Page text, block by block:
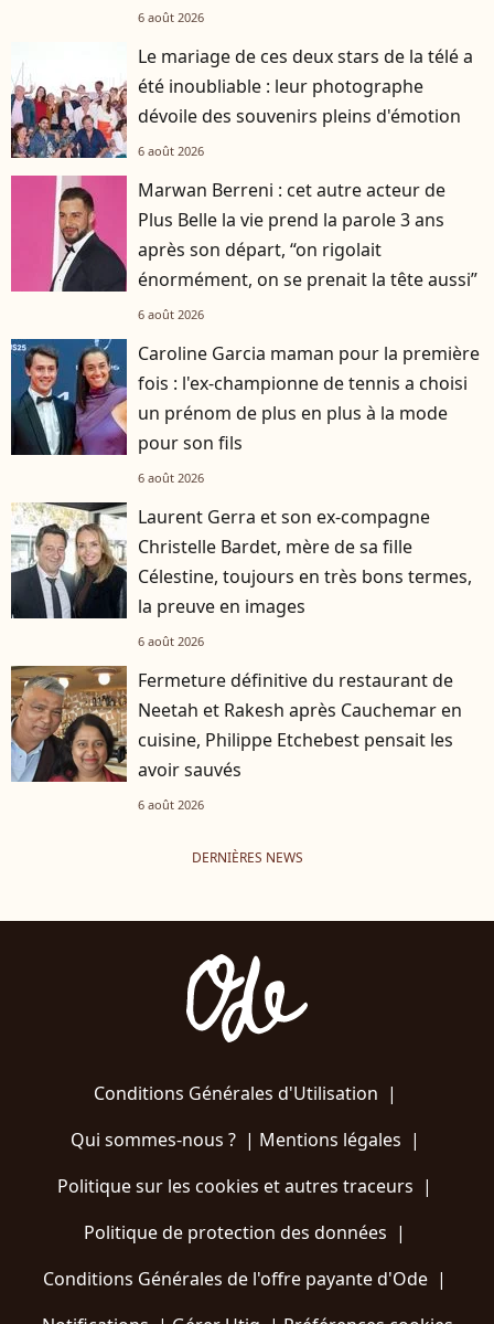
6 août 2026
Le mariage de ces deux stars de la télé a
été inoubliable : leur photographe
dévoile des souvenirs pleins d'émotion
6 août 2026
Marwan Berreni : cet autre acteur de
Plus Belle la vie prend la parole 3 ans
après son départ, “on rigolait
énormément, on se prenait la tête aussi”
6 août 2026
Caroline Garcia maman pour la première
fois : l'ex-championne de tennis a choisi
un prénom de plus en plus à la mode
pour son fils
6 août 2026
Laurent Gerra et son ex-compagne
Christelle Bardet, mère de sa fille
Célestine, toujours en très bons termes,
la preuve en images
6 août 2026
Fermeture définitive du restaurant de
Neetah et Rakesh après Cauchemar en
cuisine, Philippe Etchebest pensait les
avoir sauvés
6 août 2026
DERNIÈRES NEWS
Conditions Générales d'Utilisation |
Qui sommes-nous ?| Mentions légales |
Politique sur les cookies et autres traceurs |
Politique de protection des données |
Conditions Générales de l'offre payante d'Ode |